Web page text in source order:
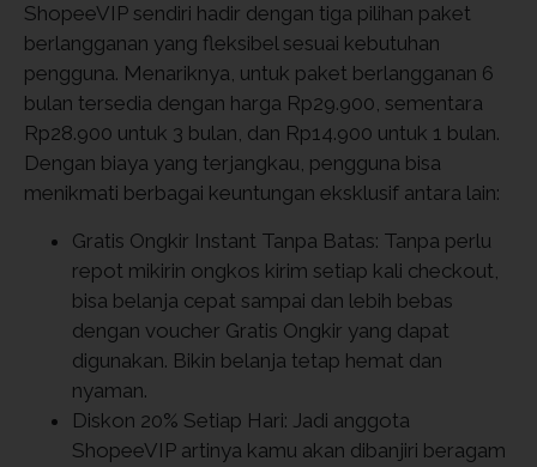
ShopeeVIP sendiri hadir dengan tiga pilihan paket
berlangganan yang fleksibel sesuai kebutuhan
pengguna. Menariknya, untuk paket berlangganan 6
bulan tersedia dengan harga Rp29.900, sementara
Rp28.900 untuk 3 bulan, dan Rp14.900 untuk 1 bulan.
Dengan biaya yang terjangkau, pengguna bisa
menikmati berbagai keuntungan eksklusif antara lain:
Gratis Ongkir Instant Tanpa Batas: Tanpa perlu
repot mikirin ongkos kirim setiap kali checkout,
bisa belanja cepat sampai dan lebih bebas
dengan voucher Gratis Ongkir yang dapat
digunakan. Bikin belanja tetap hemat dan
nyaman.
Diskon 20% Setiap Hari: Jadi anggota
ShopeeVIP artinya kamu akan dibanjiri beragam